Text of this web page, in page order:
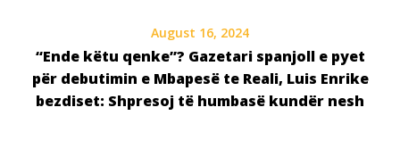
August 16, 2024
“Ende këtu qenke”? Gazetari spanjoll e pyet
për debutimin e Mbapesë te Reali, Luis Enrike
bezdiset: Shpresoj të humbasë kundër nesh